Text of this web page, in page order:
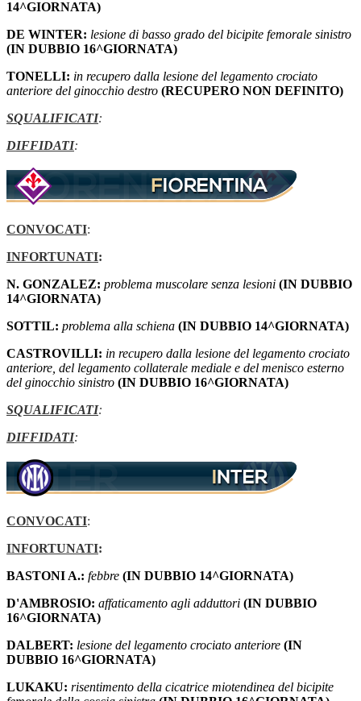
14^GIORNATA)
DE WINTER: lesione di basso grado del bicipite femorale sinistro
(IN DUBBIO 16^GIORNATA)
TONELLI: in recupero dalla lesione del legamento crociato
anteriore del ginocchio destro (RECUPERO NON DEFINITO)
SQUALIFICATI:
DIFFIDATI:
CONVOCATI:
INFORTUNATI:
N. GONZALEZ: problema muscolare senza lesioni (IN DUBBIO
14^GIORNATA)
SOTTIL: problema alla schiena (IN DUBBIO 14^GIORNATA)
CASTROVILLI: in recupero dalla lesione del legamento crociato
anteriore, del legamento collaterale mediale e del menisco esterno
del ginocchio sinistro (IN DUBBIO 16^GIORNATA)
SQUALIFICATI:
DIFFIDATI:
CONVOCATI:
INFORTUNATI:
BASTONI A.: febbre (IN DUBBIO 14^GIORNATA)
D'AMBROSIO: affaticamento agli adduttori (IN DUBBIO
16^GIORNATA)
DALBERT: lesione del legamento crociato anteriore (IN
DUBBIO 16^GIORNATA)
LUKAKU: risentimento della cicatrice miotendinea del bicipite